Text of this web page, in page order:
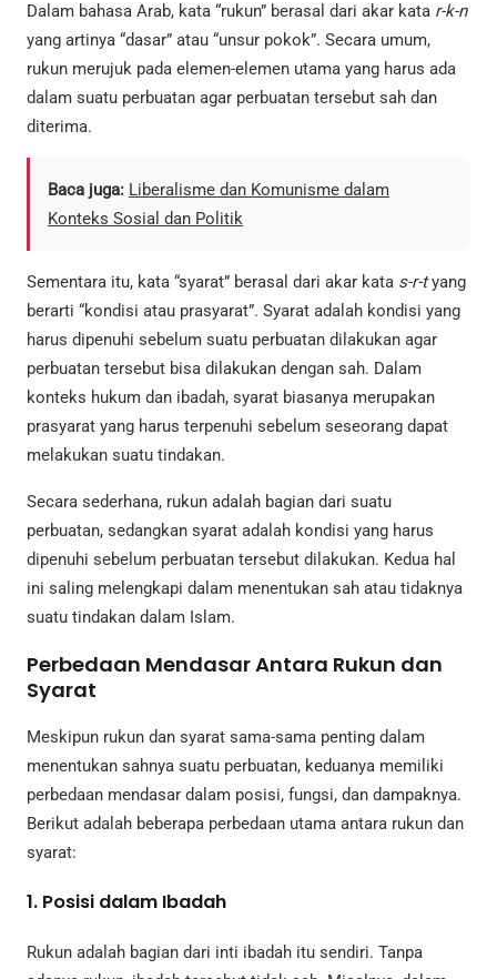
Dalam bahasa Arab, kata “rukun” berasal dari akar kata r-k-n
yang artinya “dasar” atau “unsur pokok”. Secara umum,
rukun merujuk pada elemen-elemen utama yang harus ada
dalam suatu perbuatan agar perbuatan tersebut sah dan
diterima.
Baca juga: Liberalisme dan Komunisme dalam
Konteks Sosial dan Politik
Sementara itu, kata “syarat” berasal dari akar kata s-r-tyang
berarti “kondisi atau prasyarat”. Syarat adalah kondisi yang
harus dipenuhi sebelum suatu perbuatan dilakukan agar
perbuatan tersebut bisa dilakukan dengan sah. Dalam
konteks hukum dan ibadah, syarat biasanya merupakan
prasyarat yang harus terpenuhi sebelum seseorang dapat
melakukan suatu tindakan.
Secara sederhana, rukun adalah bagian dari suatu
perbuatan, sedangkan syarat adalah kondisi yang harus
dipenuhi sebelum perbuatan tersebut dilakukan. Kedua hal
ini saling melengkapi dalam menentukan sah atau tidaknya
suatu tindakan dalam Islam.
Perbedaan Mendasar Antara Rukun dan
Syarat
Meskipun rukun dan syarat sama-sama penting dalam
menentukan sahnya suatu perbuatan, keduanya memiliki
perbedaan mendasar dalam posisi, fungsi, dan dampaknya.
Berikut adalah beberapa perbedaan utama antara rukun dan
syarat:
1. Posisi dalam Ibadah
Rukun adalah bagian dari inti ibadah itu sendiri. Tanpa